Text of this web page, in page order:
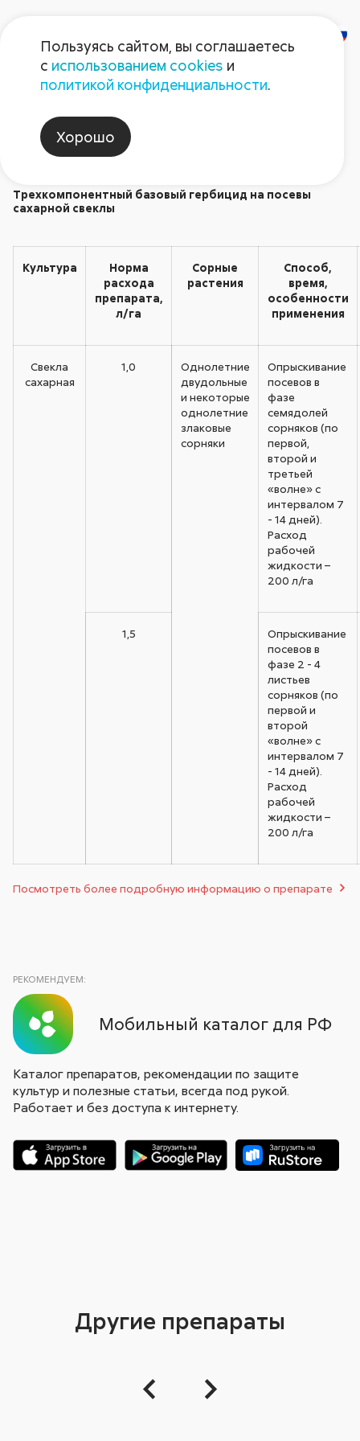
Бицепс Гарант
Трехкомпонентный базовый гербицид на посевы
сахарной свеклы
Культура
Норма
расхода
препарата,
л/га
Сорные
растения
Способ,
время,
особенности
применения
Свекла
сахарная
1,0
Однолетние
двудольные
и некоторые
однолетние
злаковые
сорняки
Опрыскивание
посевов в
фазе
семядолей
сорняков (по
первой,
второй и
третьей
«волне» с
интервалом 7
- 14 дней).
Расход
рабочей
жидкости –
200 л/га
1,5
Опрыскивание
посевов в
фазе 2 - 4
листьев
сорняков (по
первой и
второй
«волне» с
интервалом 7
- 14 дней).
Расход
рабочей
жидкости –
200 л/га
Посмотреть более подробную информацию о препарате
РЕКОМЕНДУЕМ:
Мобильный каталог для РФ
Каталог препаратов, рекомендации по защите
культур и полезные статьи, всегда под рукой.
Работает и без доступа к интернету.
Другие препараты
Пользуясь сайтом, вы соглашаетесь
с использованием cookies и
политикой конфиденциальности.
Хорошо